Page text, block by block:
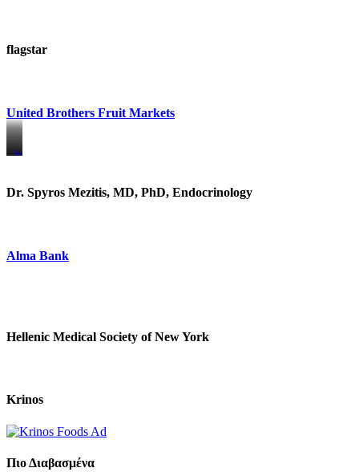
flagstar
United Brothers Fruit Markets
https://www.unitedbrothersfruitmarkets.com/
https://www.unitedbrothersfruitmarkets.com/
Dr. Spyros Mezitis, MD, PhD, Endocrinology
Alma Bank
Hellenic Medical Society of New York
Krinos
Πιο Διαβασμένα